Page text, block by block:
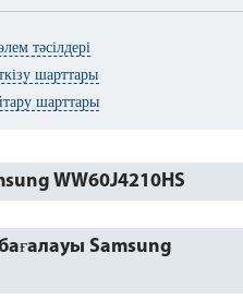
тәсілдері
шарттары
шарттары
WW60J4210HS
Samsung